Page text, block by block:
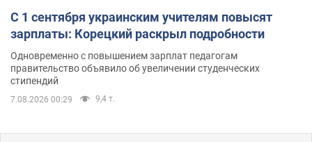
С 1 сентября украинским учителям повысят
зарплаты: Корецкий раскрыл подробности
Одновременно с повышением зарплат педагогам
правительство объявило об увеличении студенческих
стипендий
7.08.2026 00:29 9,4 т.